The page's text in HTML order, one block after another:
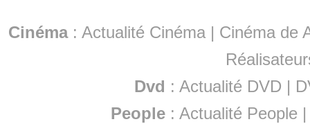
Cinéma: Actualité Cinéma | Cinéma de
Dvd : Actualité DVD |
People :Actualité People